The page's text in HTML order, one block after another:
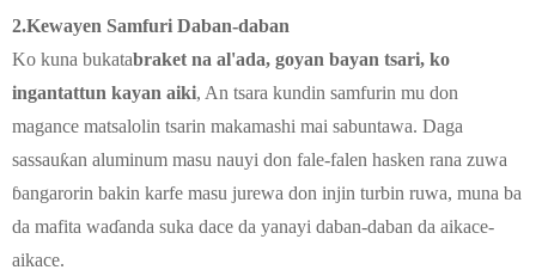
2.Kewayen Samfuri Daban-daban
Ko kuna bukatabraket na al'ada, goyan bayan tsari, ko
ingantattun kayan aiki, An tsara kundin samfurin mu don
magance matsalolin tsarin makamashi mai sabuntawa. Daga
sassauƙan aluminum masu nauyi don fale-falen hasken rana zuwa
ɓangarorin bakin karfe masu jurewa don injin turbin ruwa, muna ba
da mafita waɗanda suka dace da yanayi daban-daban da aikace-
aikace.